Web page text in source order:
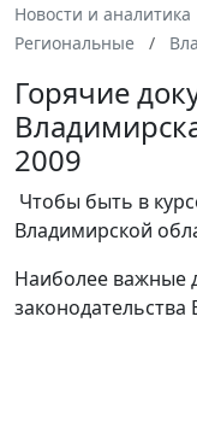
Новости и аналитика
Региональные
Горячие
2009
Чтобы быть в
Владимирской
Наиболее важные
законодательства